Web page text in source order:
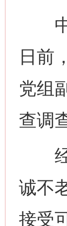
中
日前
党组
查调
经
诚不
接受